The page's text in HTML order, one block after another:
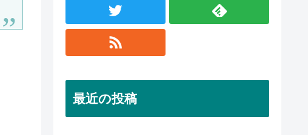
最近の投稿